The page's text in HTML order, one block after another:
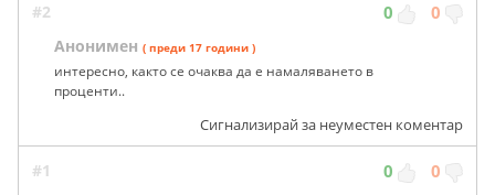
#2 0 0
Анонимен ( преди 17 години )
интересно, както се очаква да е намаляването в
проценти..
Сигнализирай за неуместен коментар
#1 0 0